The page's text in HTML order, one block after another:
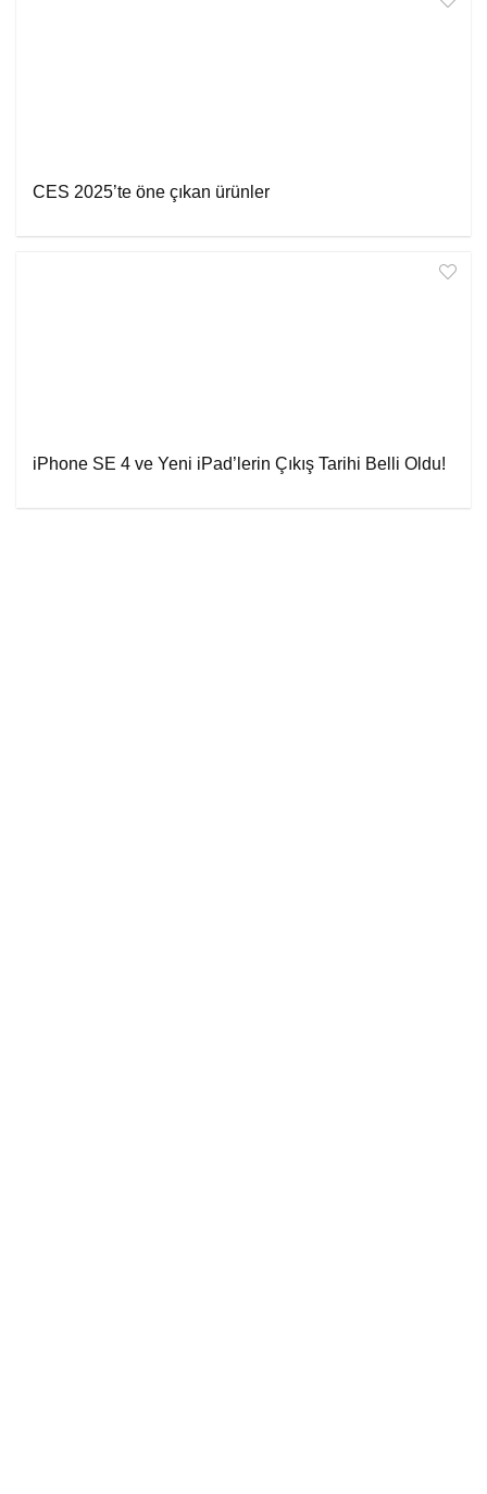
CES 2025’te öne çıkan ürünler
iPhone SE 4 ve Yeni iPad’lerin Çıkış Tarihi Belli Oldu!